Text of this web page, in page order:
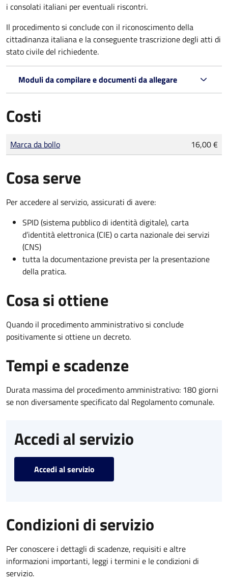
i consolati italiani per eventuali riscontri.
Il procedimento si conclude con il riconoscimento della
cittadinanza italiana e la conseguente trascrizione degli atti di
stato civile del richiedente.
Moduli da compilare e documenti da allegare
Costi
Tipo di pagamento
Importo
Marca da bollo 16,00 €
Cosa serve
Per accedere al servizio, assicurati di avere:
SPID (sistema pubblico di identità digitale), carta
d’identità elettronica (CIE) o carta nazionale dei servizi
(CNS)
tutta la documentazione prevista per la presentazione
della pratica.
Cosa si ottiene
Quando il procedimento amministrativo si conclude
positivamente si ottiene un decreto.
Tempi e scadenze
Durata massima del procedimento amministrativo: 180 giorni
se non diversamente specificato dal Regolamento comunale.
Accedi al servizio
Accedi al servizio
Condizioni di servizio
Per conoscere i dettagli di scadenze, requisiti e altre
informazioni importanti, leggi i termini e le condizioni di
servizio.